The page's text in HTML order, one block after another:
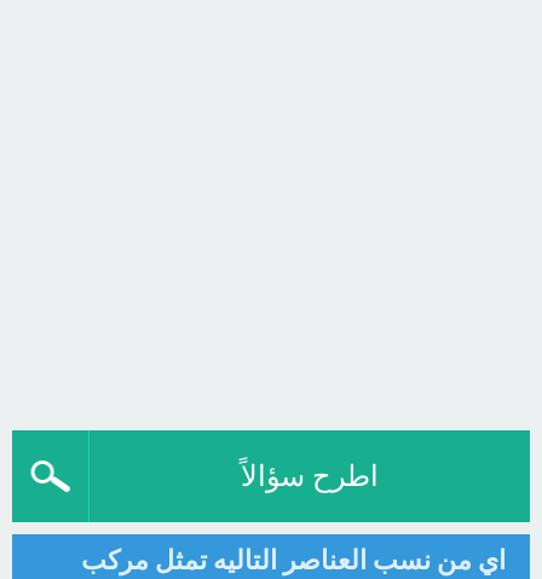
اطرح سؤالاً
اي من نسب العناصر التاليه تمثل مركب